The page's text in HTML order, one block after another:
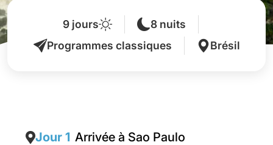
9 jours
8 nuits
Programmes classiques
Brésil
Jour 1 Arrivée à Sao Paulo